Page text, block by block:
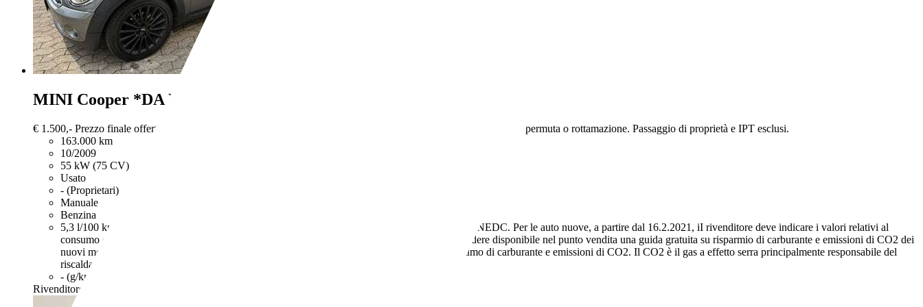
MINI Cooper *DA RIVEDERE*Hatchback 1.4 Ray 75CV
€ 1.500,- Prezzo finale offerto al pubblico, comprensivo di IVA, non vincolato all’acquisto di un finanziamento, a permuta o rottamazione. Passaggio di proprietà e IPT esclusi.
163.000 km
10/2009
55 kW (75 CV)
Usato
- (Proprietari)
Manuale
Benzina
5,3 l/100 km (comb.)
I dati di consumi ed emissioni per le auto usate si intendono riferiti al ciclo NEDC. Per le auto nuove, a partire dal 16.2.2021, iI rivenditore deve indicare i valori relativi al
consumo di carburante ed emissione di CO2 misurati con il ciclo WLTP. Il rivenditore deve rendere disponibile nel punto vendita una guida gratuita su risparmio di carburante e emissioni di CO2 dei
nuovi modelli di autovetture. Anche stile di guida e altri fattori non tecnici influiscono su consumo di carburante e emissioni di CO2. Il CO2 è il gas a effetto serra principalmente responsabile del
riscaldamento terrestre.
- (g/km)
Rivenditore,